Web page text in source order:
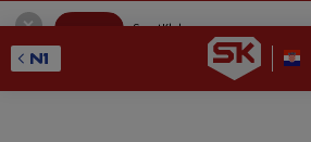
SportKlub
GET - On the Google Play